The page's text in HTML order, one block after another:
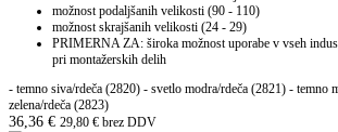
možnost podaljšanih velikosti (90 - 110)
možnost skrajšanih velikosti (24 - 29)
PRIMERNA ZA: široka možnost uporabe v vseh
pri montažerskih delih
- temno siva/rdeča (2820) - svetlo modra/rdeča (2821) - temno
zelena/rdeča (2823)
36,36 € 29,80 € brez DDV